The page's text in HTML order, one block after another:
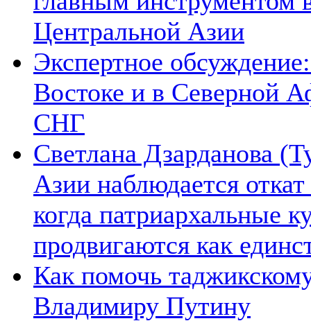
Центральной Азии
Экспертное
Востоке и в Северной
СНГ
Светлана Дзарданова
Азии наблюдается
когда патриархальные
продвигаются как
Как помочь
Владимиру Путину